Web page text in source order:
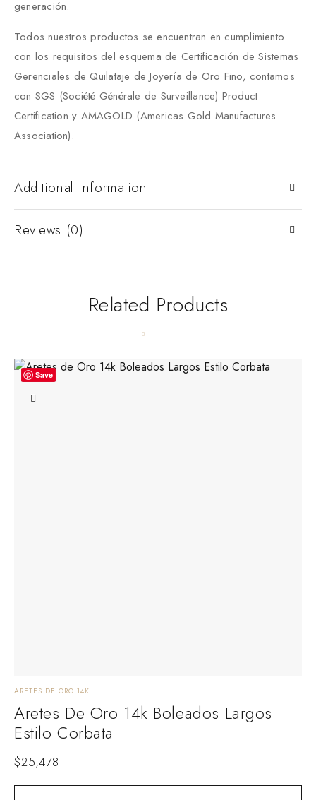
generación.
Todos nuestros productos se encuentran en cumplimiento
con los requisitos del esquema de Certificación de Sistemas
Gerenciales de Quilataje de Joyería de Oro Fino, contamos
con SGS (Société Générale de Surveillance) Product
Certification y AMAGOLD (Americas Gold Manufactures
Association).
Additional Information
Reviews (0)
Related Products
Save
ARETES DE ORO 14K
Aretes De Oro 14k Boleados Largos
Estilo Corbata
$25,478